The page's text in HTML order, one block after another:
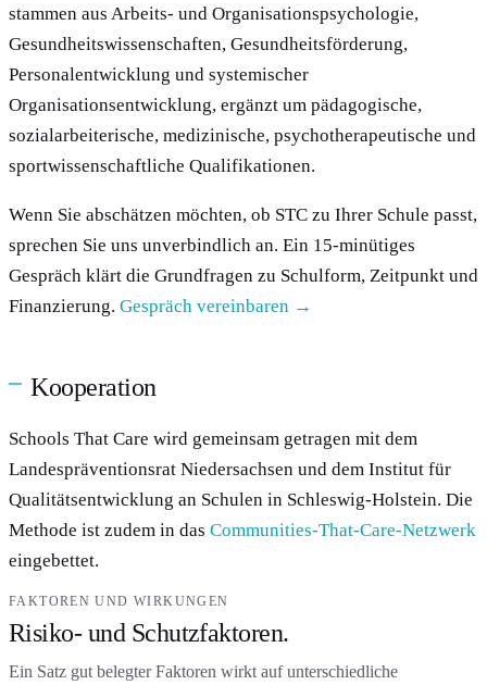
stammen aus Arbeits- und Organisationspsychologie,
Gesundheitswissenschaften, Gesundheitsförderung,
Personalentwicklung und systemischer
Organisationsentwicklung, ergänzt um pädagogische,
sozialarbeiterische, medizinische, psychotherapeutische und
sportwissenschaftliche Qualifikationen.
Wenn Sie abschätzen möchten, ob STC zu Ihrer Schule passt,
sprechen Sie uns unverbindlich an. Ein 15-minütiges
Gespräch klärt die Grundfragen zu Schulform, Zeitpunkt und
Finanzierung. Gespräch vereinbaren →
Kooperation
Schools That Care wird gemeinsam getragen mit dem
Landespräventionsrat Niedersachsen und dem Institut für
Qualitätsentwicklung an Schulen in Schleswig-Holstein. Die
Methode ist zudem in das Communities-That-Care-Netzwerk
eingebettet.
FAKTOREN UND WIRKUNGEN
Risiko- und Schutzfaktoren.
Ein Satz gut belegter Faktoren wirkt auf unterschiedliche